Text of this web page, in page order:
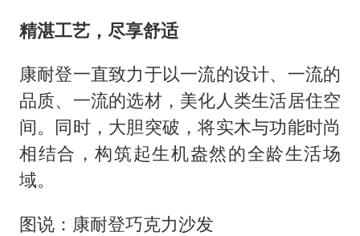
精湛工艺，尽享舒适
康耐登一直致力于以一流的设计、一流的
品质、一流的选材，美化人类生活居住空
间。同时，大胆突破，将实木与功能时尚
相结合，构筑起生机盎然的全龄生活场
域。
图说：康耐登巧克力沙发